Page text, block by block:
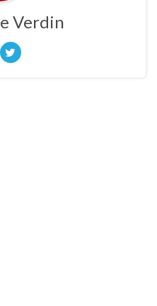
Verdin